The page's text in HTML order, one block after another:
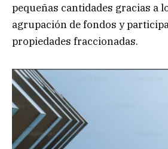
pequeñas cantidades gracias a
agrupación de fondos y
propiedades fraccionadas.